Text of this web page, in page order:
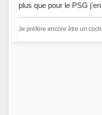
plus que pour le PSG
Je préfère encore être un